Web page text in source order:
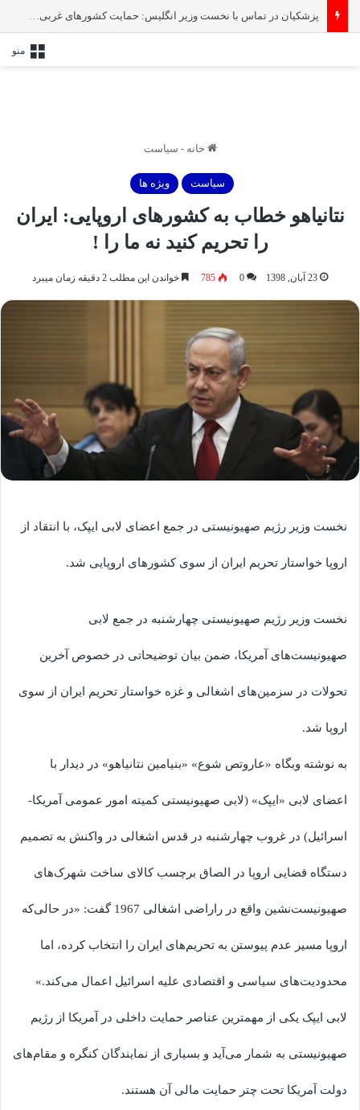
پزشکیان در تماس با نخست‌ وزیر انگلیس: حمایت کشور‌های غربی از رژیم صهیونیستی امنیت منطقه و جهان را به خطر انداخته است
منو
خانه - سیاست
سیاست ویژه ها
نتانیاهو خطاب به کشورهای اروپایی: ایران
را تحریم کنید نه ما را !
23 آبان, 1398 0
785 خواندن این مطلب 2 دقیقه زمان میبرد
نخست وزیر رژیم صهیونیستی در جمع اعضای لابی ایپک، با انتقاد از
اروپا خواستار تحریم‌ ایران از سوی کشورهای اروپایی شد.
نخست وزیر رژیم صهیونیستی چهارشنبه در جمع لابی
صهیونیست‌های آمریکا، ضمن بیان توضیحاتی در خصوص آخرین
تحولات در سزمین‌های اشغالی و غزه خواستار تحریم‌ ایران از سوی
اروپا شد.
به نوشته وبگاه «عاروتص شوع» «بنیامین نتانیاهو» در دیدار با
اعضای لابی «ایپک» (لابی صهیونیستی کمیته امور عمومی آمریکا-
اسرائیل) در غروب چهارشنبه در قدس اشغالی در واکنش به تصمیم
دستگاه قضایی اروپا در الصاق برچسب کالای ساخت شهرک‌های
صهیونیست‌نشین واقع در راراضی اشغالی 1967 گفت: «در حالی‌که
اروپا مسیر عدم پیوستن به تحریم‌های ایران را انتخاب کرده، اما
محدودیت‌های سیاسی و اقتصادی علیه اسرائیل اعمال می‌کند.»
لابی ایپک یکی از مهمترین عناصر حمایت داخلی در آمریکا از رژیم
صهیونیستی به شمار می‌آید و بسیاری از نمایندگان کنگره و مقام‌های
دولت آمریکا تحت چتر حمایت مالی آن هستند.